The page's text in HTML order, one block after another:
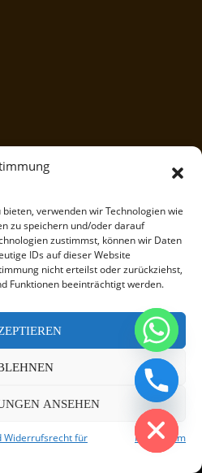
verwenden wir Technologien wie
zu speichern und/oder darauf
zustimmst, können wir Daten
IDs auf dieser Website
nicht erteilst oder zurückziehst,
Funktionen beeinträchtigt werden.
ANSEHEN
Widerrufsrecht für
Impressum
HAUSORDNUNG |
|SITEMAP
HIDE
CHATY